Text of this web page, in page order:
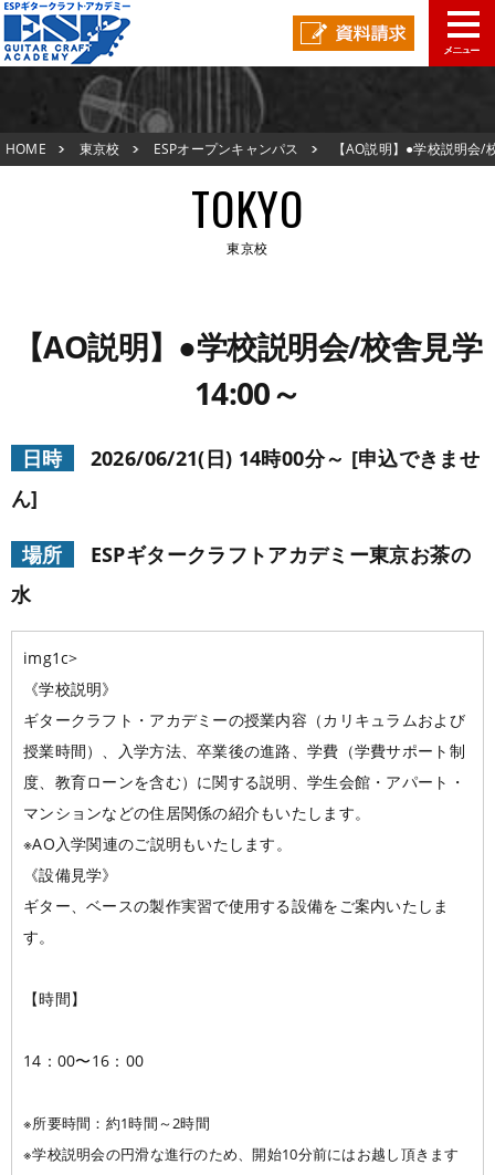
東京校TOP
新着情報
ESPオープンキャンパス
在校生の声
生徒作品紹介
学科・コース紹介
入学案内
学費サポート 短期大学併修制度
よくある質問
就職進路指導
就職進路指導 就職実績 卒業生紹介
スペシャル
イベント 学生作品 来校アーティスト
アーティストメッセージ
各校紹介
東京校
HOME 東京校 ESPオープンキャンパス
【AO説明】●学校説明会/
TOKYO
東京校
新着情報
在校生の声
生徒作品紹介
【AO説明】●学校説明会/校舎見学
14:00～
日時
2026/06/21(日) 14時00分～ [申込できませ
ん]
場所
ESPギタークラフトアカデミー東京お茶の
水
img1c>
《学校説明》
ギタークラフト・アカデミーの授業内容（カリキュラムおよび
授業時間）、入学方法、卒業後の進路、学費（学費サポート制
度、教育ローンを含む）に関する説明、学生会館・アパート・
マンションなどの住居関係の紹介もいたします。
※AO入学関連のご説明もいたします。
《設備見学》
ギター、ベースの製作実習で使用する設備をご案内いたしま
す。
【時間】
14：00〜16：00
※所要時間：約1時間～2時間
※学校説明会の円滑な進行のため、開始10分前にはお越し頂きます